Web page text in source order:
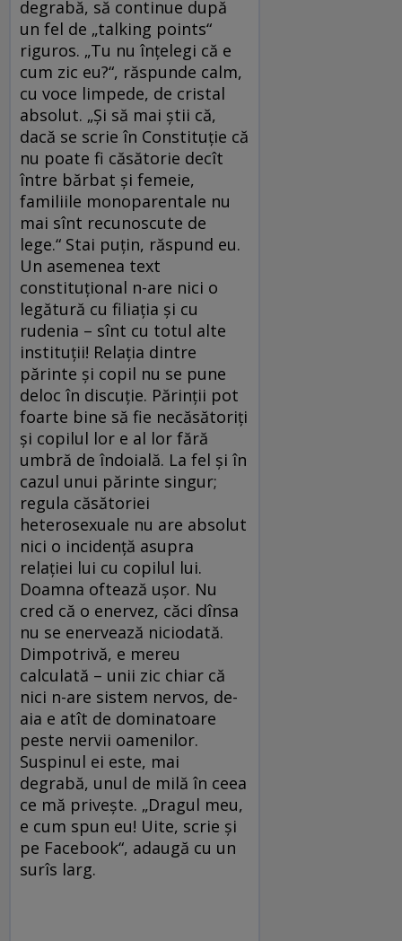
degrabă, să continue după
un fel de „talking points“
riguros. „Tu nu înțelegi că e
cum zic eu?“, răspunde calm,
cu voce limpede, de cristal
absolut. „Și să mai știi că,
dacă se scrie în Constituție că
nu poate fi căsătorie decît
între bărbat și femeie,
familiile monoparentale nu
mai sînt recunoscute de
lege.“ Stai puțin, răspund eu.
Un asemenea text
constituțional n-are nici o
legătură cu filiația și cu
rudenia – sînt cu totul alte
instituții! Relația dintre
părinte și copil nu se pune
deloc în discuție. Părinții pot
foarte bine să fie necăsătoriți
și copilul lor e al lor fără
umbră de îndoială. La fel și în
cazul unui părinte singur;
regula căsătoriei
heterosexuale nu are absolut
nici o incidență asupra
relației lui cu copilul lui.
Doamna oftează ușor. Nu
cred că o enervez, căci dînsa
nu se enervează niciodată.
Dimpotrivă, e mereu
calculată – unii zic chiar că
nici n-are sistem nervos, de-
aia e atît de dominatoare
peste nervii oamenilor.
Suspinul ei este, mai
degrabă, unul de milă în ceea
ce mă privește. „Dragul meu,
e cum spun eu! Uite, scrie și
pe Facebook“, adaugă cu un
surîs larg.